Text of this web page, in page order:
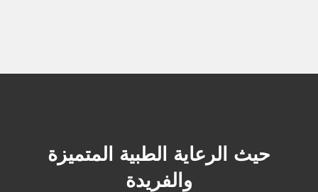
حيث الرعاية الطبية المتميزة
والفريدة